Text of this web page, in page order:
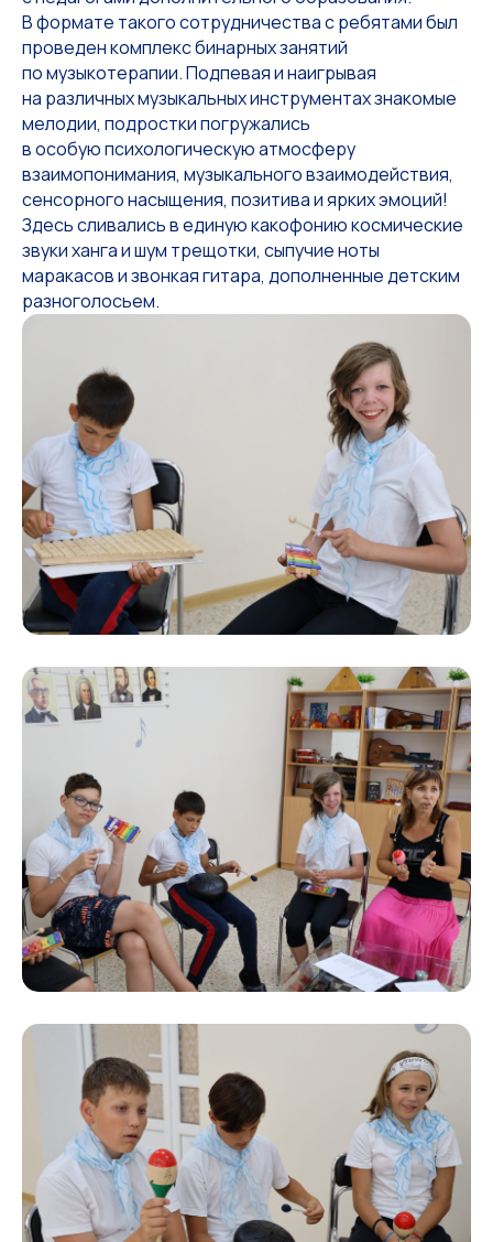
В формате такого сотрудничества с ребятами был
проведен комплекс бинарных занятий
по музыкотерапии. Подпевая и наигрывая
на различных музыкальных инструментах знакомые
мелодии, подростки погружались
в особую психологическую атмосферу
взаимопонимания, музыкального взаимодействия,
сенсорного насыщения, позитива и ярких эмоций!
Здесь сливались в единую какофонию космические
звуки ханга и шум трещотки, сыпучие ноты
маракасов и звонкая гитара, дополненные детским
разноголосьем.